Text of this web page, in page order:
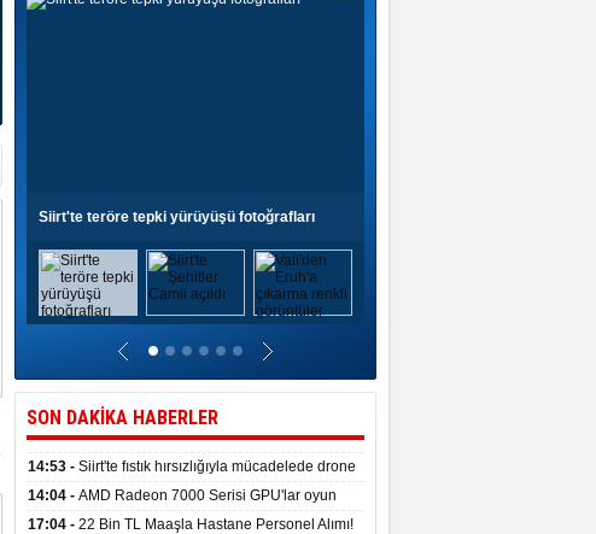
Siirt'te teröre tepki yürüyüşü fotoğrafları
SON DAKİKA HABERLER
14:53 - Siirt'te fıstık hırsızlığıyla mücadelede drone
kullanıldı
14:04 - AMD Radeon 7000 Serisi GPU'lar oyun
dünyasında fırtınalar estirdi
17:04 - 22 Bin TL Maaşla Hastane Personel Alımı!